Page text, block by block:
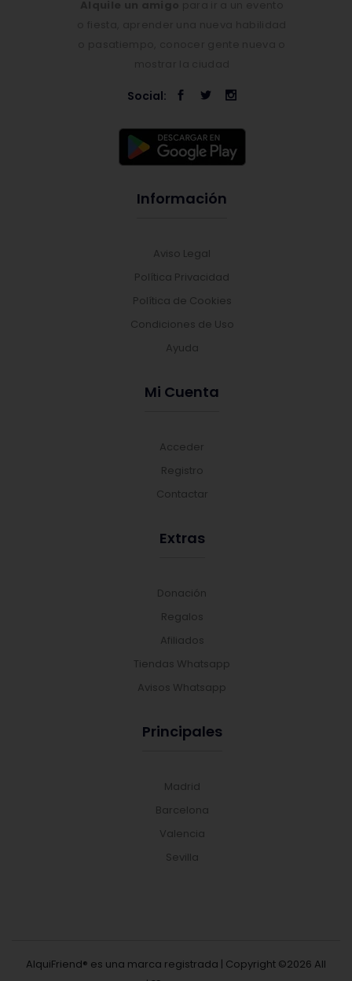
Social:
Información
Aviso Legal
Política Privacidad
Política de Cookies
Condiciones de Uso
Ayuda
Mi Cuenta
Acceder
Registro
Contactar
Extras
Donación
Regalos
Afiliados
Tiendas Whatsapp
Avisos Whatsapp
Principales
Madrid
Barcelona
Valencia
Sevilla
AlquiFriend® es una marca registrada | Copyright ©2026 All